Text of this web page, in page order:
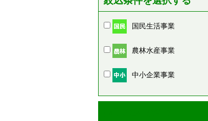
国民生活事業
農林水産事業
中小企業事業